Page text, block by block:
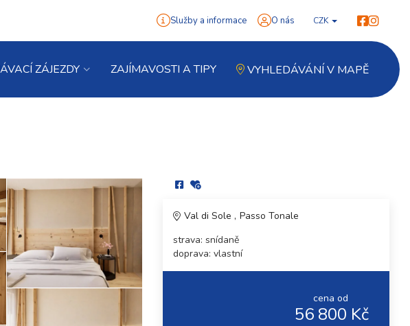
Služby a informace O nás CZK
ZÁJEZDY ZAJÍMAVOSTI A TIPY VYHLEDÁVÁNÍ V MAPĚ
Val di Sole
Passo Tonale
strava: snídaně
doprava: vlastní
cena od
56 800 Kč